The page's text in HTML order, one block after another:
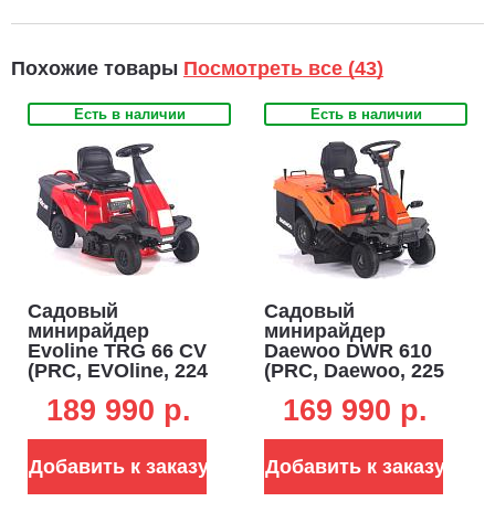
Похожие товары Посмотреть все (43)
Есть в наличии
Садовый
минирайдер
Evoline TRG 66 CV
(PRC, EVOline, 224
CVT,
травосборник 150
кошения 66 см, 3
в 1, 130 кг)
189 990 p.
Добавить к заказу
Есть в наличии
Садовый
минирайдер
Daewoo DWR 610
(PRC, Daewoo, 225
полуавтомат CVT,
травосборник 150
кошения 61 см., 3
в 1, 127 кг.)
169 990 p.
Добавить к заказу